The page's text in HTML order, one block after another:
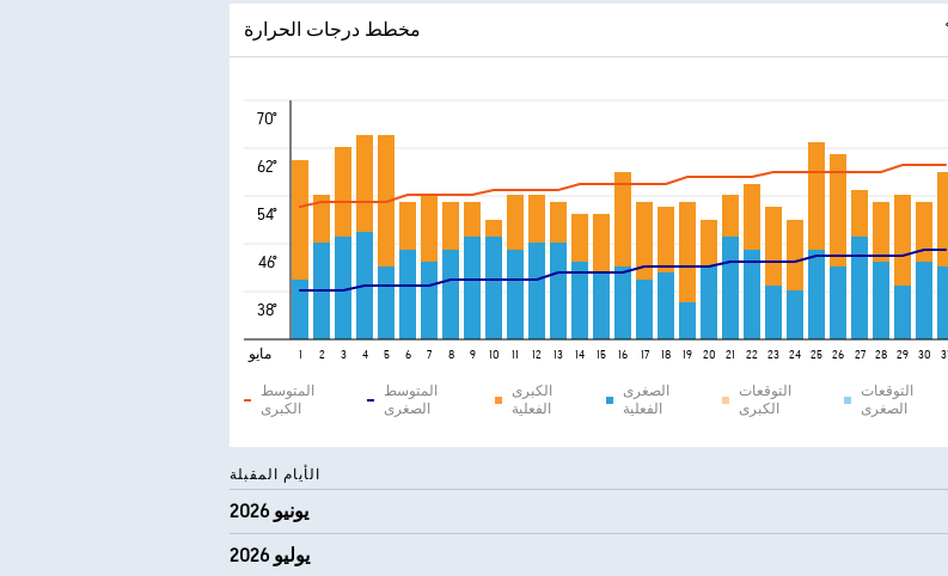
مخطط درجات الحرارة
70°
62°
54°
46°
38°
مايو 1 2 3 4 5 6 7 8 9 10 11 12 13 14 15 16 17 18 19 20 21 22 23 24 25 26 27 28 29 30 31
المتوسط
الكبرى
المتوسط
الصغرى
الكبرى
الفعلية
الصغرى
الفعلية
التوقعات
الكبرى
التوقعات
الصغرى
الأيام المقبلة
يونيو 2026
يوليو 2026